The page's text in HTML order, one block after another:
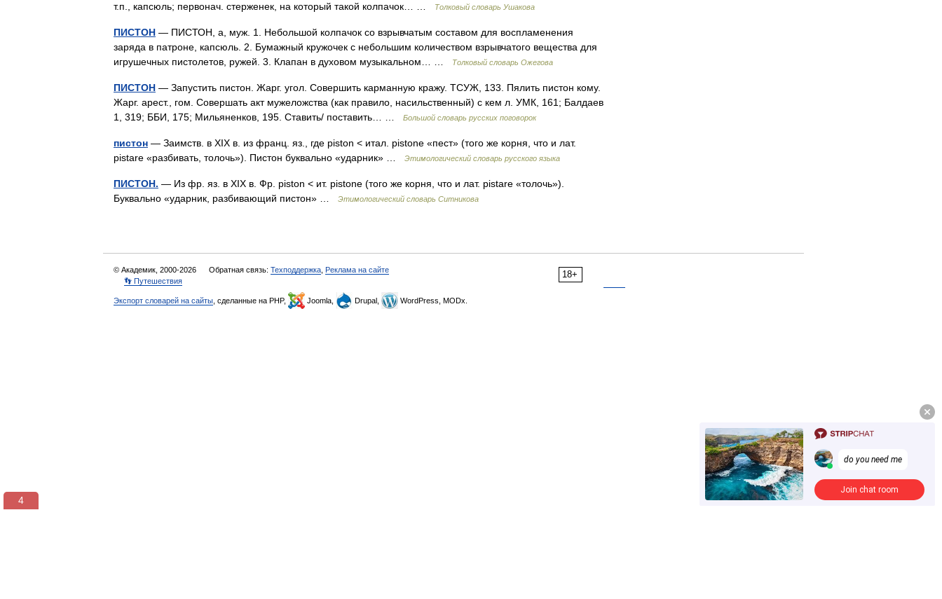
т.п., капсюль; первонач. стерженек, на который такой колпачок… …
Толковый словарь Ушакова
ПИСТОН — ПИСТОН, а, муж. 1. Небольшой колпачок со взрывчатым составом для воспламенения
заряда в патроне, капсюль. 2. Бумажный кружочек с небольшим количеством взрывчатого вещества для
игрушечных пистолетов, ружей. 3. Клапан в духовом музыкальном… …
Толковый словарь Ожегова
ПИСТОН — Запустить пистон. Жарг. угол. Совершить карманную кражу. ТСУЖ, 133. Пялить пистон кому.
Жарг. арест., гом. Совершать акт мужеложства (как правило, насильственный) с кем л. УМК, 161; Балдаев
1, 319; ББИ, 175; Мильяненков, 195. Ставить/ поставить… …
Большой словарь русских поговорок
пистон — Заимств. в XIX в. из франц. яз., где piston < итал. pistone «пест» (того же корня, что и лат.
pistare «разбивать, толочь»). Пистон буквально «ударник» …
Этимологический словарь русского языка
ПИСТОН. — Из фр. яз. в XIX в. Фр. piston < ит. pistone (того же корня, что и лат. pistare «толочь»).
Буквально «ударник, разбивающий пистон» …
Этимологический словарь Ситникова
18+
© Академик, 2000-2026 Обратная связь: Техподдержка Реклама на сайте
👣 Путешествия
Экспорт словарей на сайты , сделанные на PHP, Joomla, Drupal, WordPress, MODx.
3